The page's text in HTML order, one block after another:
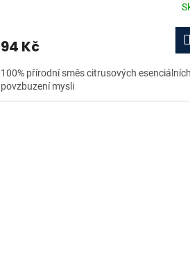
94 Kč
100% přírodní směs citrusových
povzbuzení mysli